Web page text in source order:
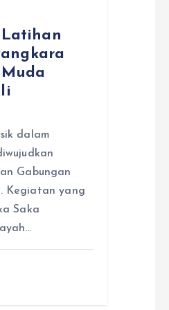
Latihan
dalam
Gabungan
Kegiatan yang
Saka